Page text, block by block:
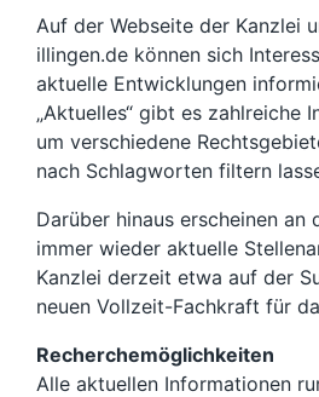
Auf der Webseite der Kanzlei
illingen.de können sich
aktuelle Entwicklungen
„Aktuelles“ gibt es zahlreiche
um verschiedene
nach Schlagworten filtern
Darüber hinaus erscheinen an
immer wieder aktuelle
Kanzlei derzeit etwa auf der
neuen Vollzeit-Fachkraft für
Recherchemöglichkeiten
Alle aktuellen Informationen